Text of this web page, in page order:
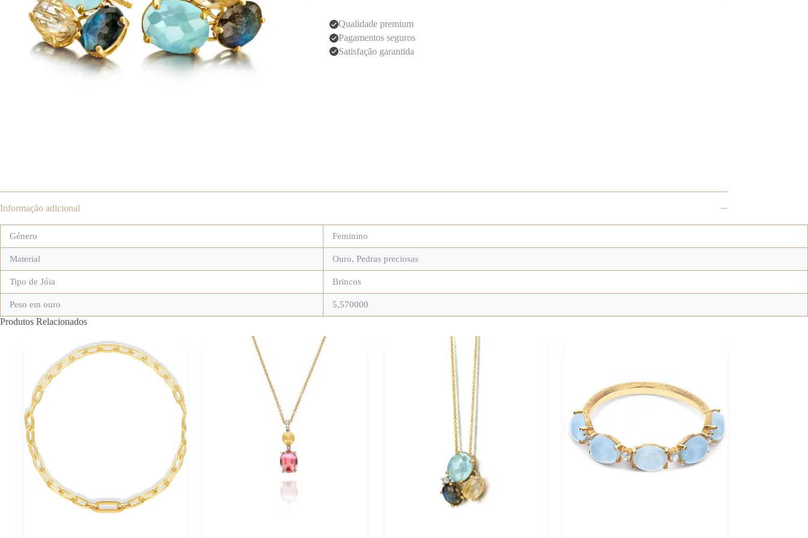
Qualidade premium
Pagamentos seguros
Satisfação garantida
Informação adicional
Género Feminino
Material Ouro, Pedras preciosas
Tipo de Jóia Brincos
Peso em ouro 5,570000
Produtos Relacionados